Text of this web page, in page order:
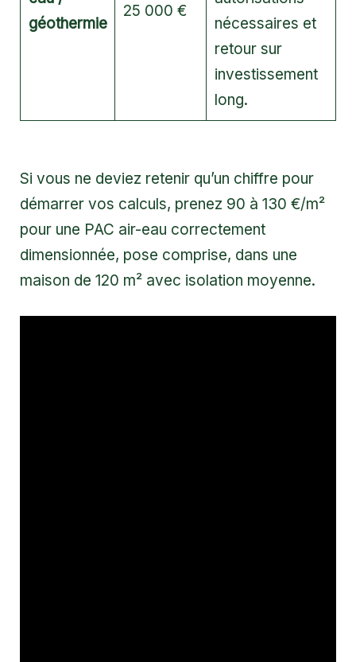
géothermie
25 000 €
nécessaires et
retour sur
investissement
long.
Si vous ne deviez retenir qu’un chiffre pour
démarrer vos calculs, prenez 90 à 130 €/m²
pour une PAC air-eau correctement
dimensionnée, pose comprise, dans une
maison de 120 m² avec isolation moyenne.